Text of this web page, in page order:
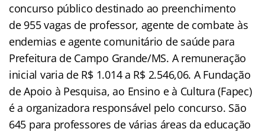
concurso público destinado ao preenchimento
de 955 vagas de professor, agente de combate às
endemias e agente comunitário de saúde para
Prefeitura de Campo Grande/MS. A remuneração
inicial varia de R$ 1.014 a R$ 2.546,06. A Fundação
de Apoio à Pesquisa, ao Ensino e à Cultura (Fapec)
é a organizadora responsável pelo concurso. São
645 para professores de várias áreas da educação